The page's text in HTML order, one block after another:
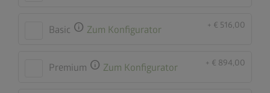
Basic info Zum Konfigurator + € 516,00
Premium info Zum Konfigurator + € 894,00